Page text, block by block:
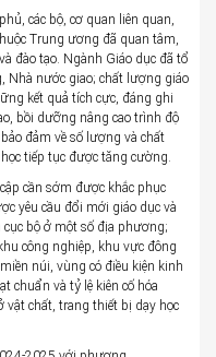
các bộ, cơ quan liên quan,
Trung ương đã quan tâm,
đào tạo. Ngành Giáo dục đã tổ
Nhà nước giao; chất lượng giáo
kết quả tích cực, đáng ghi
bồi dưỡng nâng cao trình độ
đảm về số lượng và chất
tiếp tục được tăng cường.
cần sớm được khắc phục
yêu cầu đổi mới giáo dục và
bộ ở một số địa phương;
công nghiệp, khu vực đông
núi, vùng có điều kiện kinh
chuẩn và tỷ lệ kiên cố hóa
chất, trang thiết bị dạy học